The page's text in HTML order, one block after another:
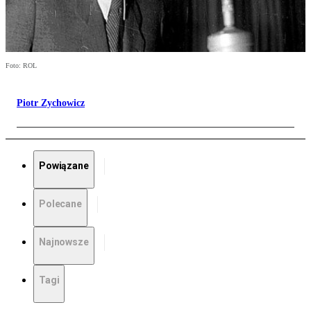
Foto: ROL
Piotr Zychowicz
Powiązane
Polecane
Najnowsze
Tagi